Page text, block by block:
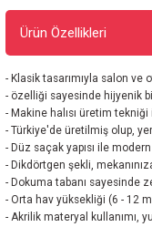
Ürün Özellikleri
- Klasik tasarımıyla salon ve
- özelliği sayesinde hijyenik
- Makine halısı üretim
- Türkiye'de üretilmiş olup,
- Düz saçak yapısı ile
- Dikdörtgen şekli,
- Dokuma tabanı sayesinde
- Orta hav yüksekliği (6 - 12
- Akrilik materyal kullanımı,